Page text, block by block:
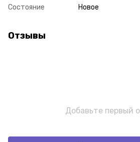
Состояние Новое
Отзывы
Добавьте первый